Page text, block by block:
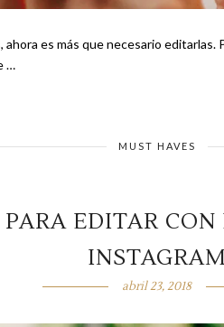
es más que necesario editarlas.
…
MUST HAVES
PARA EDITAR
abril 23, 2018